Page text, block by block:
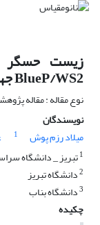
BlueP/WS2 جهت تشخیص ویروس SARS-CoV-2
نوع مقاله : مقاله
نویسندگان
میلاد رزم پوش
1
1تبریز _ دانشگاه
2دانشگاه تبریز
3دانشگاه بناب
چکیده